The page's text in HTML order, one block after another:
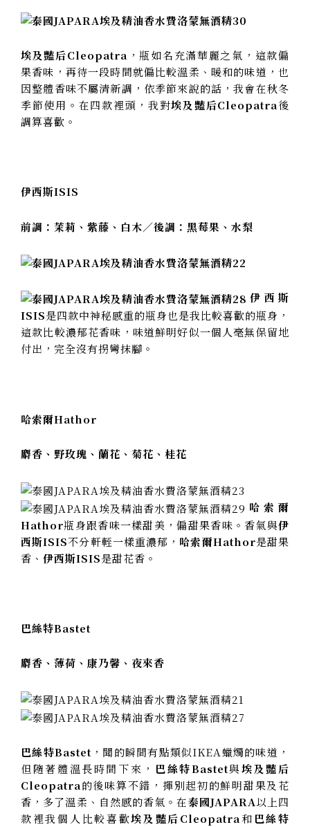
埃及豔后Cleopatra ，瓶如名充滿華麗之氣，這款偏
果香味，再待一段時間就偏比較溫柔、暖和的味道，也
因整體香味不屬清新調，依季節來說的話，我會在秋冬
季節使用。在四款裡頭，我對埃及豔后Cleopatra後
調算喜歡。
伊西斯ISIS
前調：茉莉、紫藤、白木／後調：黑莓果、水梨
伊西斯
ISIS是四款中神秘感重的瓶身也是我比較喜歡的瓶身，
這款比較濃郁花香味，味道鮮明好似一個人毫無保留地
付出，完全沒有拐彎抹腳。
哈索爾Hathor
麝香、野玫瑰、蘭花、菊花、桂花
哈索爾
Hathor瓶身跟香味一樣甜美，偏甜果香味。香氣與伊
西斯ISIS不分軒輊一樣重濃郁， 哈索爾Hathor是甜果
香、 伊西斯ISIS是甜花香。
巴絲特Bastet
麝香、薄荷、康乃馨、夜來香
巴絲特Bastet ，聞的瞬間有點類似IKEA蠟燭的味道，
但隨著體溫長時間下來， 巴絲特Bastet與埃及豔后
Cleopatra的後味算不錯，揮別起初的鮮明甜果及花
香，多了溫柔、自然感的香氣。在泰國JAPARA以上四
款裡我個人比較喜歡埃及豔后Cleopatra和 巴絲特